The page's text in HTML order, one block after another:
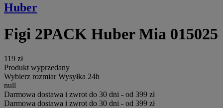
Huber
Figi 2PACK Huber Mia 015025
119 zł
Produkt wyprzedany
Wybierz rozmiar Wysyłka 24h
null
Darmowa dostawa i zwrot do 30 dni - od 399 zł
Darmowa dostawa i zwrot do 30 dni - od 399 zł